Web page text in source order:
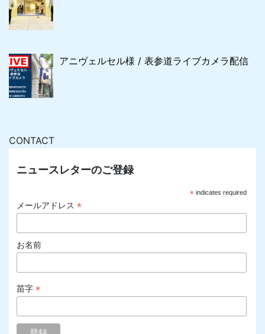
アニヴェルセル様 / 表参道ライブカメラ配信
CONTACT
ニュースレターのご登録
*indicates required
メールアドレス *
お名前
苗字 *